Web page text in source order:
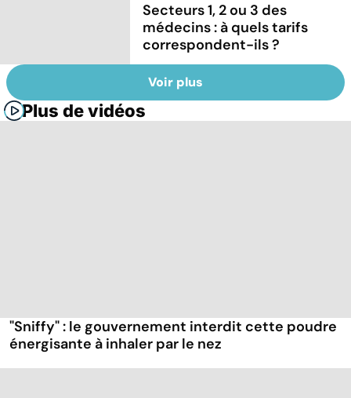
Secteurs 1, 2 ou 3 des
médecins : à quels tarifs
correspondent-ils ?
Voir plus
Plus de vidéos
"Sniffy" : le gouvernement interdit cette poudre
énergisante à inhaler par le nez